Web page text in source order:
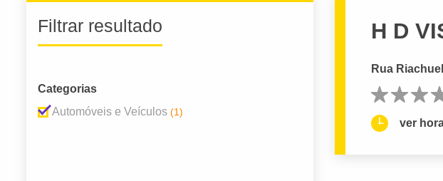
Filtrar resultado
Categorias
Automóveis e Veículos (1)
H D
Rua
ver